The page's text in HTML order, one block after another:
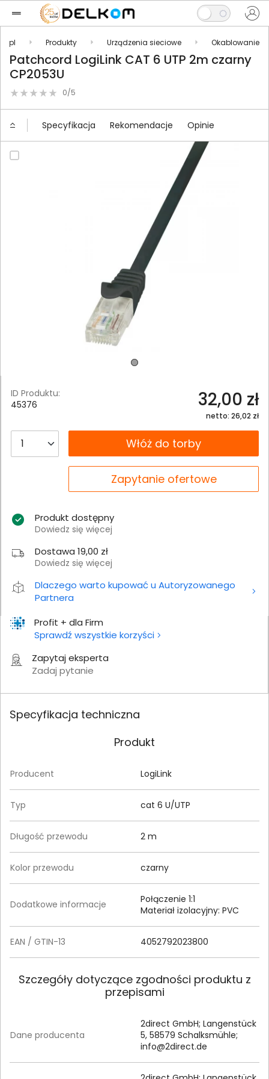
Produkty Urządzenia sieciowe Okablowanie
Patchcord LogiLink CAT 6 UTP 2m czarny
CP2053U
0/5
Specyfikacja Rekomendacje Opinie
Profit + dla Firm
Sprawdź wszystkie korzyści
Zapytaj eksperta
Zadaj pytanie
ID Produktu:
45376
32,00 zł
netto: 26,02 zł
__B2C.PRODUCT.QUANTITYWłóż do torby
Zapytanie ofertowe
Produkt dostępny
Dowiedz się więcej
Dostawa 19,00 zł
Dowiedz się więcej
Dlaczego warto kupować u Autoryzowanego
Partnera
Specyfikacja techniczna
Produkt
Producent LogiLink
Typ cat 6 U/UTP
Długość przewodu 2 m
Kolor przewodu czarny
Dodatkowe informacje
Połączenie 1:1
Materiał izolacyjny: PVC
EAN / GTIN-13 4052792023800
Szczegóły dotyczące zgodności produktu z
przepisami
Dane producenta
2direct GmbH; Langenstück
5, 58579 Schalksmühle;
info@2direct.de